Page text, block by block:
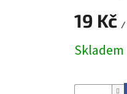
19 Kč /
cena:
Skladem